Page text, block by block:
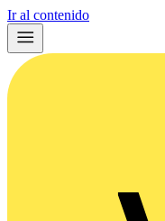
Ir al contenido